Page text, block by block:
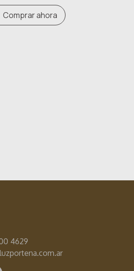
Comprar ahora
4629